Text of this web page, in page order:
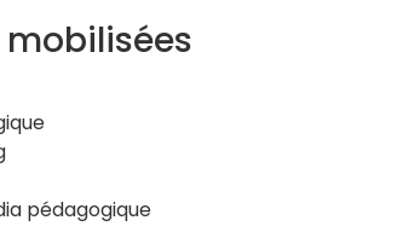
pédagogique